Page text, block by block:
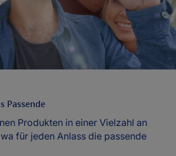
Passende
Produkten in einer Vielzahl an
für jeden Anlass die passende